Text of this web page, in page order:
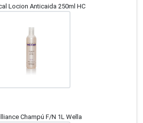
Locion Anticaida 250ml HC
Champú F/N 1L Wella